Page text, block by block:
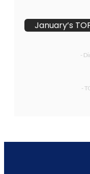
January’s
-
-